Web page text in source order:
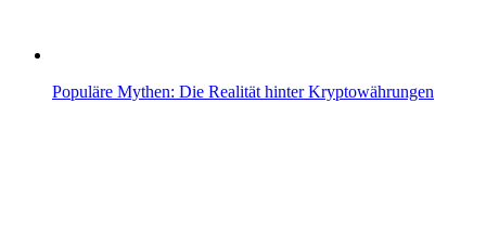
Populäre Mythen: Die Realität hinter Kryptowährungen